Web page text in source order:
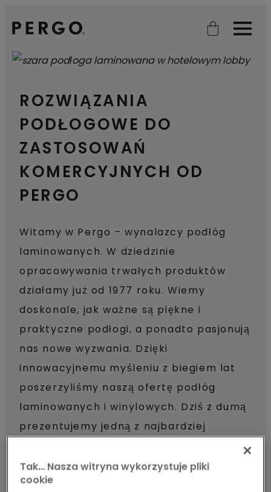
Open searchOpen
ROZWIĄZANIA
PODŁOGOWE DO
ZASTOSOWAŃ
KOMERCYJNYCH OD
PERGO
Witamy w Pergo – wynalazcy podłóg
laminowanych. W dziedzinie
opracowywania trwałych produktów
działamy już od 1977 roku. Wiemy
doskonale, jak ważne są piękne i
praktyczne podłogi, a ponadto pasjonują
nas nowe wyzwania. Dzięki
innowacyjnemu myśleniu z biegiem lat
poszerzyliśmy naszą ofertę podłóg
laminowanych i winylowych. Dziś z dumą
prezentujemy jedną z najbardziej
stworzoną z myślą o projektach zarówno
mieszkaniowych, jak i komercyjnych na
Tak… Nasza witryna wykorzystuje pliki
cookie